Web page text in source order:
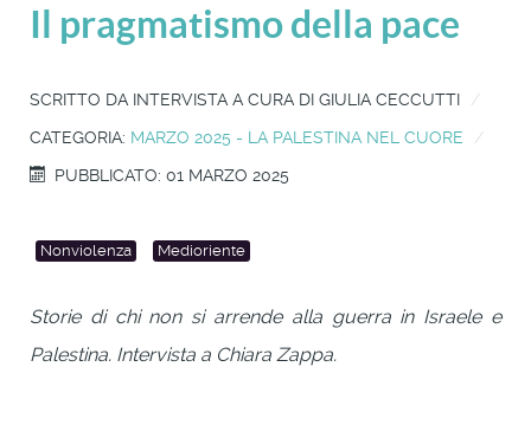
Il pragmatismo della pace
SCRITTO DA INTERVISTA A CURA DI GIULIA CECCUTTI
CATEGORIA: MARZO 2025 - LA PALESTINA NEL CUORE
PUBBLICATO: 01 MARZO 2025
Nonviolenza Medioriente
Storie di chi non si arrende alla guerra in Israele e
Palestina. Intervista a Chiara Zappa.